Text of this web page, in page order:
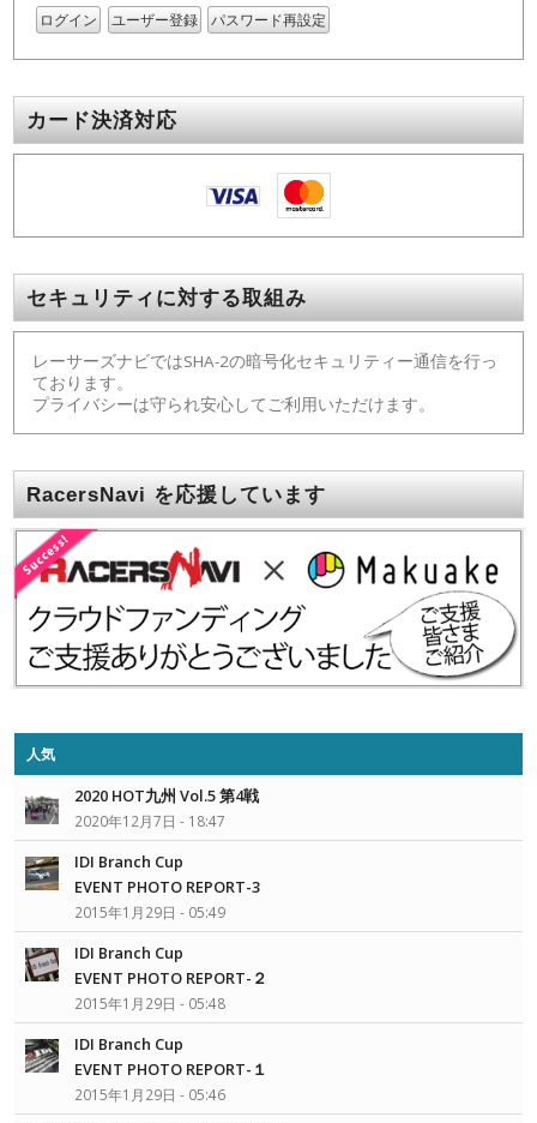
ログイン ユーザー登録 パスワード再設定
カード決済対応
セキュリティに対する取組み
レーサーズナビではSHA-2の暗号化セキュリティー通信を行っ
ております。
プライバシーは守られ安心してご利用いただけます。
RacersNavi を応援しています
人気
2020 HOT九州 Vol.5 第4戦
2020年12月7日 - 18:47
IDI Branch Cup
EVENT PHOTO REPORT-3
2015年1月29日 - 05:49
IDI Branch Cup
EVENT PHOTO REPORT-２
2015年1月29日 - 05:48
IDI Branch Cup
EVENT PHOTO REPORT-１
2015年1月29日 - 05:46